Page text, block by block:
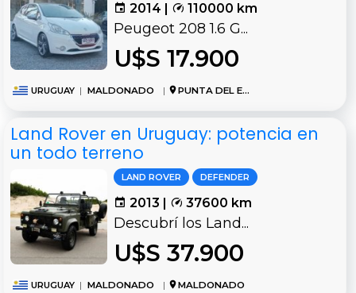
2014 | 110000 km
Peugeot 208 1.6 G...
U$S 17.900
URUGUAY | MALDONADO | PUNTA DEL ESTE
Land Rover en Uruguay: potencia en
un todo terreno
LAND ROVER DEFENDER
2013 | 37600 km
Descubrí los Land...
U$S 37.900
URUGUAY | MALDONADO | MALDONADO